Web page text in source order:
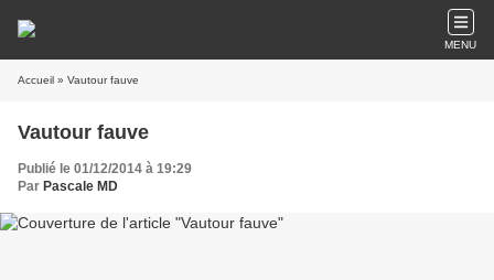
MENU
Accueil » Vautour fauve
Vautour fauve
Publié le 01/12/2014 à 19:29
Par Pascale MD